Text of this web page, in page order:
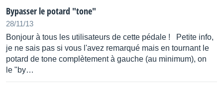
Bypasser le potard "tone"
28/11/13
Bonjour à tous les utilisateurs de cette pédale ! Petite info,
je ne sais pas si vous l'avez remarqué mais en tournant le
potard de tone complètement à gauche (au minimum), on
le "by…